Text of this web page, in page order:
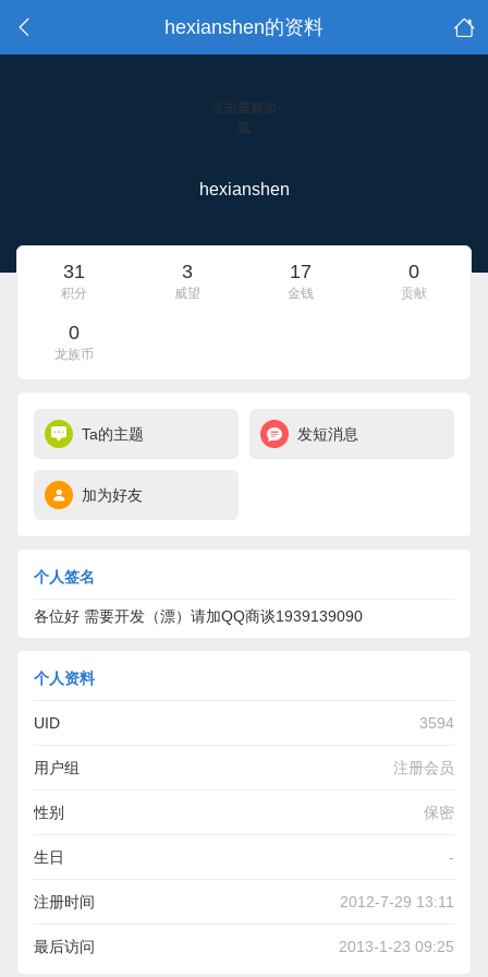
hexianshen的资料
点击重新加
载
hexianshen
31
积分
3
威望
17
金钱
0
贡献
0
龙族币
Ta的主题 发短消息
加为好友
个人签名
各位好 需要开发（漂）请加QQ商谈1939139090
个人资料
UID 3594
用户组 注册会员
性别 保密
生日 -
注册时间 2012-7-29 13:11
最后访问 2013-1-23 09:25